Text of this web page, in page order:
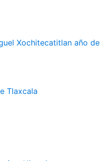
Xochitecatitlan año de
Tlaxcala